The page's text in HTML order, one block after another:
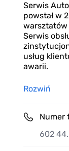
Serwis
powstał w
warsztatów
Serwis
usług
awarii.
Rozwiń
Numer
602